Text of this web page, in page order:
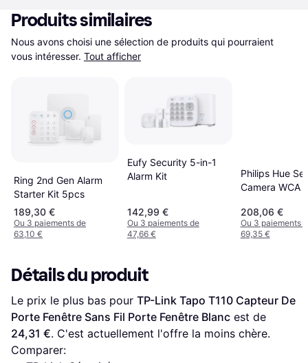
Produits similaires
Nous avons choisi une sélection de produits qui pourraient
vous intéresser. Tout afficher
Ring 2nd Gen Alarm
Starter Kit 5pcs
189,30 €
Ou 3 paiements de
63,10 €
Eufy Security 5-in-1
Alarm Kit
142,99 €
Ou 3 paiements de
47,66 €
Philips Hue
Camera WCA
208,06 €
Ou 3 paiements
69,35 €
Détails du produit
Le prix le plus bas pour TP-Link Tapo T110 Capteur De
Porte Fenêtre Sans Fil Porte Fenêtre Blanc
24,31 €. C'est actuellement l'offre la moins chère.
Comparer: